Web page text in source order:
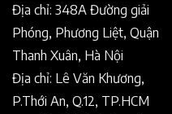
Địa chỉ: 348A Đường giải
Phóng, Phương Liệt, Quận
Thanh Xuân, Hà Nội
Địa chỉ: Lê Văn Khương,
P.Thới An, Q.12, TP.HCM